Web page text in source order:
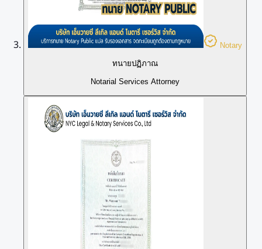
Notary
ทนายปฏิภาณ
Notarial Services Attorney